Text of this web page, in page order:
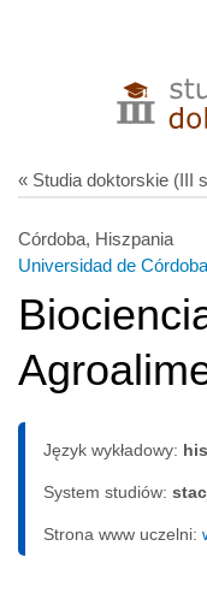
« Studia doktorskie (III
Córdoba, Hiszpania
Universidad de Córdoba
Język wykładowy:
System studiów:
Strona www uczelni: